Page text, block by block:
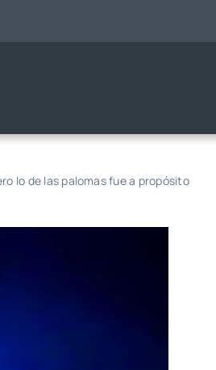
lo de las palomas fue a propósito